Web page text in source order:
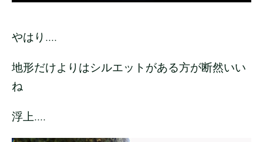
やはり....
地形だけよりはシルエットがある方が断然いい
ね
浮上....